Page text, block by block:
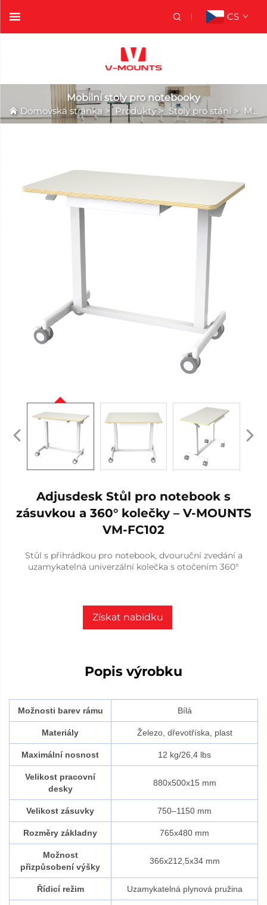
CS
Mobilní stoly pro notebooky
Domovská stránka> Produkty> Stoly pro stání > Mobilní stoly pro notebooky
Adjusdesk Stůl pro notebook s
zásuvkou a 360° kolečky – V-MOUNTS
VM-FC102
Stůl s přihrádkou pro notebook, dvouruční zvedání a
uzamykatelná univerzální kolečka s otočením 360°
Získat nabídku
Popis výrobku
Možnosti barev rámu Bílá
Materiály Železo, dřevotříska, plast
Maximální nosnost 12 kg/26,4 lbs
Velikost pracovní
desky
880x500x15 mm
Velikost zásuvky 750–1150 mm
Rozměry základny 765x480 mm
Možnost
přizpůsobení výšky
366x212,5x34 mm
Řídicí režim Uzamykatelná plynová pružina